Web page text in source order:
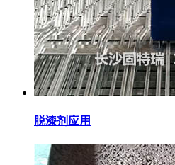
脱漆剂应用